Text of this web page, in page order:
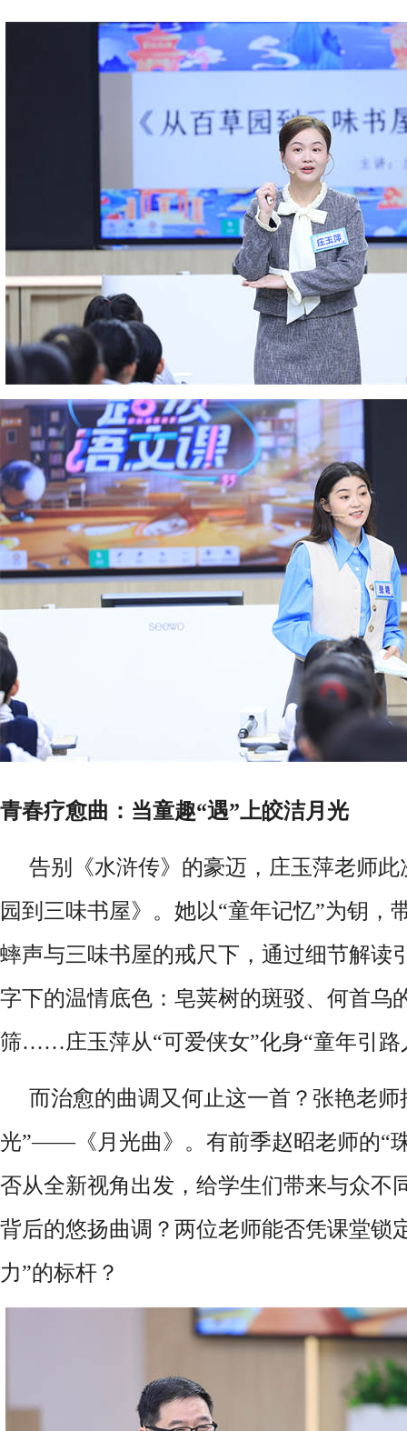
青春疗愈曲：当童趣“遇”上皎洁月光
告别《水浒传》的豪迈，庄玉萍老师
园到三味书屋》。她以“童年记忆”为钥，
蟀声与三味书屋的戒尺下，通过细节解读
字下的温情底色：皂荚树的斑驳、何首乌
筛……庄玉萍从“可爱侠女”化身“童年引路
而治愈的曲调又何止这一首？张艳老
光”——《月光曲》。有前季赵昭老师的“
否从全新视角出发，给学生们带来与众不
背后的悠扬曲调？两位老师能否凭课堂锁
力”的标杆？